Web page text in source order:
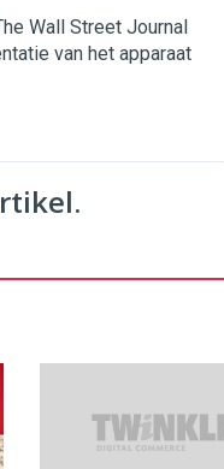
Wall Street Journal
van het apparaat